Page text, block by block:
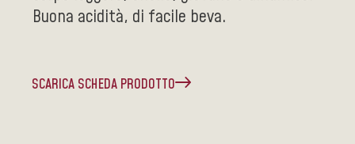
Buona acidità, di facile beva.
SCARICA SCHEDA PRODOTTO